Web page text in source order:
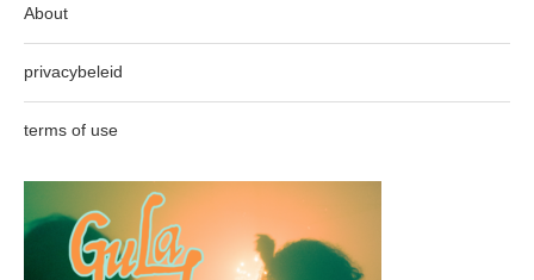
About
privacybeleid
terms of use